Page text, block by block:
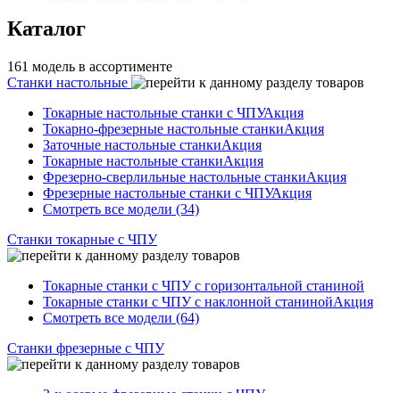
Каталог
161 модель в ассортименте
Станки настольные
Токарные настольные станки с ЧПУАкция
Токарно-фрезерные настольные станкиАкция
Заточные настольные станкиАкция
Токарные настольные станкиАкция
Фрезерно-сверлильные настольные станкиАкция
Фрезерные настольные станки с ЧПУАкция
Смотреть все модели (34)
Станки токарные с ЧПУ
Токарные станки с ЧПУ с горизонтальной станиной
Токарные станки с ЧПУ с наклонной станинойАкция
Смотреть все модели (64)
Станки фрезерные с ЧПУ